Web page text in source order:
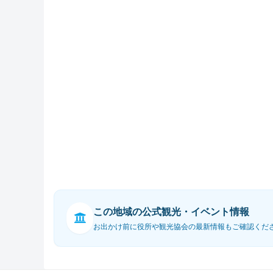
この地域の公式観光・イベント情報
お出かけ前に役所や観光協会の最新情報もご確認くだ